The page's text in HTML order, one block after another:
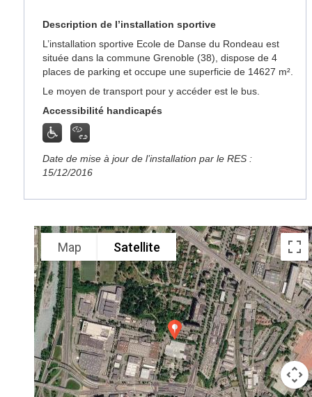
Description de l’installation sportive
L’installation sportive Ecole de Danse du Rondeau est
située dans la commune Grenoble (38), dispose de 4
places de parking et occupe une superficie de 14627 m².
Le moyen de transport pour y accéder est le bus.
Accessibilité handicapés
Date de mise à jour de l’installation par le RES :
15/12/2016
Map Satellite